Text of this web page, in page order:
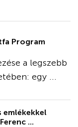
Program
a legszebb
egy ...
emlékekkel
...